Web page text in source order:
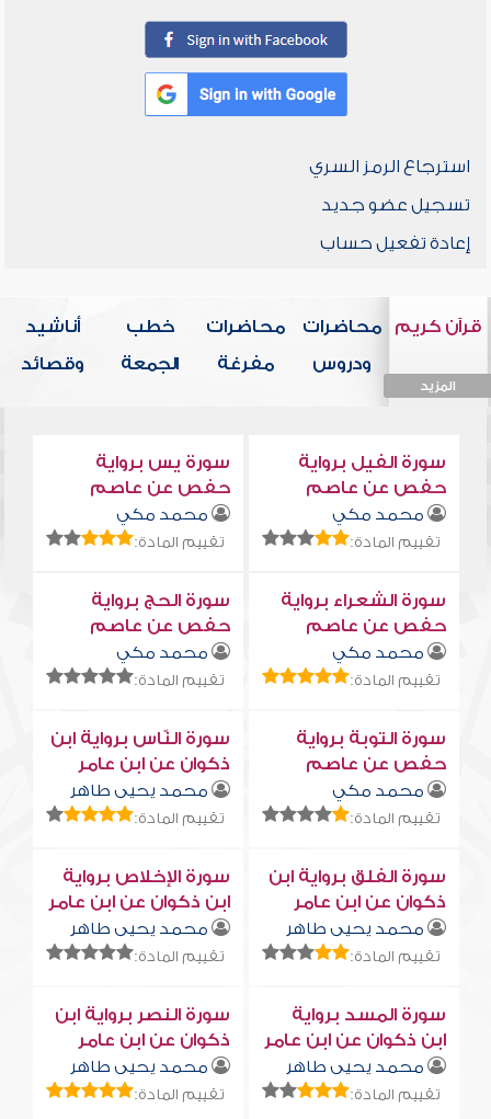
استرجاع الرمز السري
تسجيل عضو جديد
إعادة تفعيل حساب
قرآن كريم
المزيد
محاضرات
ودروس
محاضرات
مفرغة
خطب
الجمعة
أناشيد
وقصائد
سورة الفيل برواية
حفص عن عاصم
محمد مكي
تقييم المادة:
سورة يس برواية
حفص عن عاصم
محمد مكي
تقييم المادة:
سورة الشعراء برواية
حفص عن عاصم
محمد مكي
تقييم المادة:
سورة الحج برواية
حفص عن عاصم
محمد مكي
تقييم المادة:
سورة التوبة برواية
حفص عن عاصم
محمد مكي
تقييم المادة:
سورة النّاس برواية ابن
ذكوان عن ابن عامر
محمد يحيى طاهر
تقييم المادة:
سورة الفلق برواية ابن
ذكوان عن ابن عامر
محمد يحيى طاهر
تقييم المادة:
سورة الإخلاص برواية
ابن ذكوان عن ابن عامر
محمد يحيى طاهر
تقييم المادة:
سورة المسد برواية
ابن ذكوان عن ابن عامر
محمد يحيى طاهر
تقييم المادة:
سورة النصر برواية ابن
ذكوان عن ابن عامر
محمد يحيى طاهر
تقييم المادة: